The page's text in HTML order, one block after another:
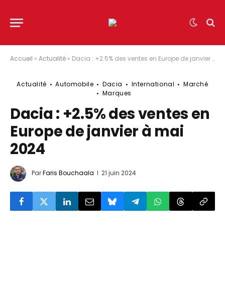
Accueil » Actualité » Dacia : +2.5% des ventes en Europe de janvier à mai 2024
Actualité Automobile Dacia International
Marché
Marques
Dacia : +2.5% des ventes en
Europe de janvier à mai
2024
ParFaris Bouchaala 21 juin 2024